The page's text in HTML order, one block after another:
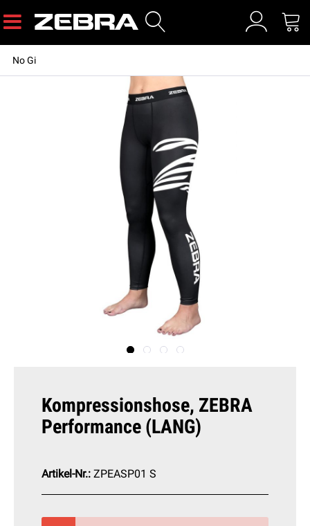
No Gi
Kompressionshose, ZEBRA
Performance (LANG)
Artikel-Nr.: ZPEASP01 S